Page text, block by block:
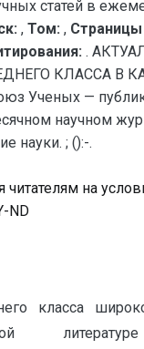
статей в
, Том: ,
.
КЛАССА В
Ученых —
научном
науки. ; ():-.
читателям на
ND
класса